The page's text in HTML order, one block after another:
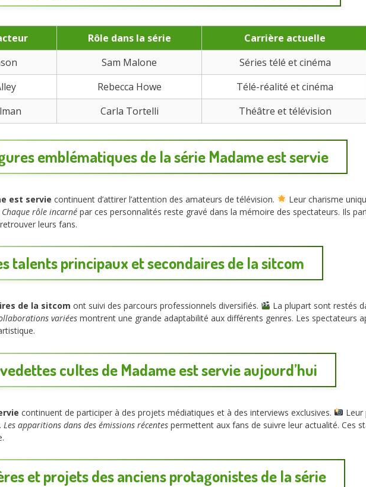
Rôle dans la série
Carrière actuelle
Sam Malone
Séries télé et cinéma
Rebecca Howe
Télé-réalité et cinéma
Carla Tortelli Théâtre et télévision
emblématiques de la série Madame est servie
est servie continuent d’attirer l’attention des amateurs de télévision.
Leur charisme
Chaque rôle incarné par ces personnalités reste gravé dans la mémoire des spectateurs. Ils
leurs fans.
talents principaux et secondaires de la sitcom
de la sitcom ont suivi des parcours professionnels diversifiés.
La plupart sont restés
variées montrent une grande adaptabilité aux différents genres. Les spectateurs
cultes de Madame est servie aujourd’hui
continuent de participer à des projets médiatiques et à des interviews exclusives.
Leur
Les apparitions dans des émissions récentes permettent aux fans de suivre leur actualité. Ces
et projets des anciens protagonistes de la série